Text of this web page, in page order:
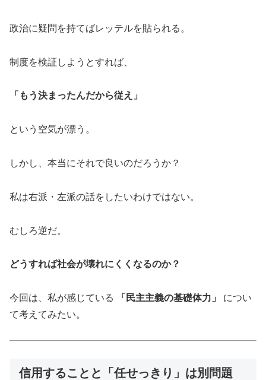
政治に疑問を持てばレッテルを貼られる。
制度を検証しようとすれば、
「もう決まったんだから従え」
という空気が漂う。
しかし、本当にそれで良いのだろうか？
私は右派・左派の話をしたいわけではない。
むしろ逆だ。
どうすれば社会が壊れにくくなるのか？
今回は、私が感じている 「民主主義の基礎体力」
につい
て考えてみたい。
信用することと「任せっきり」は別問題